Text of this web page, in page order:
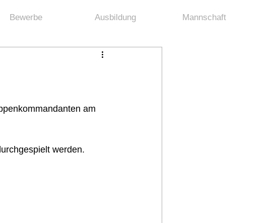
Bewerbe Ausbildung Mannschaft
am
werden.